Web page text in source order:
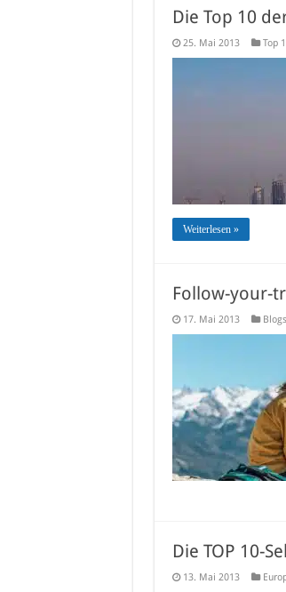
Die Top 10
25. Mai 2013 Top
Weiterlesen »
Follow-your-
17. Mai 2013 Blogs
Die TOP 10-
13. Mai 2013